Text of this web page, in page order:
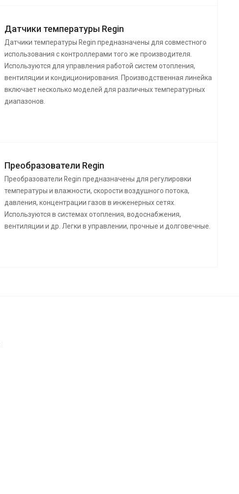
Датчики температуры Regin
Датчики температуры Regin предназначены для совместного
использования с контроллерами того же производителя.
Используются для управления работой систем отопления,
вентиляции и кондиционирования. Производственная линейка
включает несколько моделей для различных температурных
диапазонов.
Преобразователи Regin
Преобразователи Regin предназначены для регулировки
температуры и влажности, скорости воздушного потока,
давления, концентрации газов в инженерных сетях.
Используются в системах отопления, водоснабжения,
вентиляции и др. Легки в управлении, прочные и долговечные.